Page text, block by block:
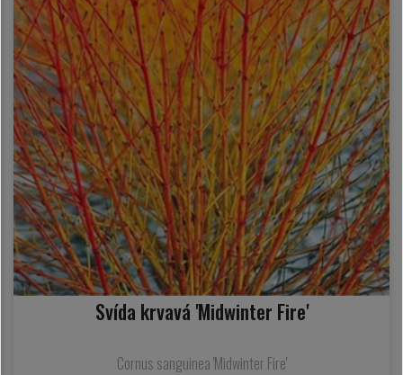
Svída krvavá 'Midwinter Fire'
Cornus sanguinea 'Midwinter Fire'